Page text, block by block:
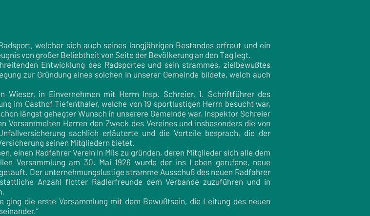
welcher sich auch seines langjährigen Bestandes erfreut und ein
von großer Beliebtheit von Seite der Bevölkerung an den Tag legt.
Entwicklung des Radsportes und sein strammes, zielbewußtes
zur Gründung eines solchen in unserer Gemeinde bildete, welch auch
Wieser, in Einvernehmen mit Herrn Insp. Schreier, 1. Schriftführer des
im Gasthof Tiefenthaler, welche von 19 sportlustigen Herrn besucht war,
längst gehegter Wunsch in unserere Gemeinde war. Inspektor Schreier
Versammelten Herren den Zweck des Vereines und insbesonders die von
sachlich erläuterte und die Vorteile besprach, die der
seinen Mitgliedern bietet.
einen Radfahrer Verein in Mils zu gründen, deren Mitglieder sich alle dem
Versammlung am 30. Mai 1926 wurde der ins Leben gerufene, neue
Der unternehmungslustige stramme Ausschuß des neuen Radfahrer
Anzahl flotter Radlerfreunde dem Verbande zuzuführen und in
ging die erste Versammlung mit dem Bewußtsein, die Leitung des neuen